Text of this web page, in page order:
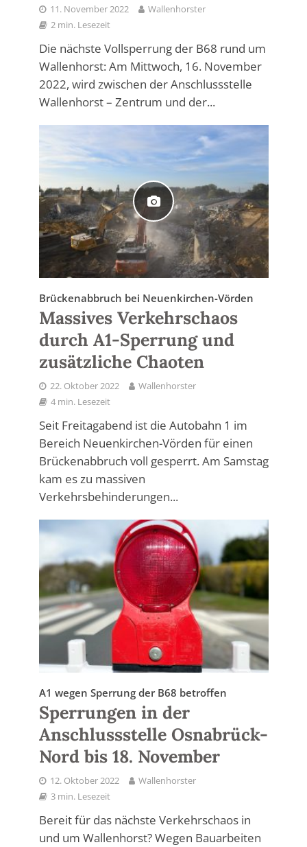
11. November 2022
Wallenhorster
2 min. Lesezeit
Die nächste Vollsperrung der B68 rund um
Wallenhorst: Am Mittwoch, 16. November
2022, wird zwischen der Anschlussstelle
Wallenhorst – Zentrum und der...
Brückenabbruch bei Neuenkirchen-Vörden
Massives Verkehrschaos
durch A1-Sperrung und
zusätzliche Chaoten
22. Oktober 2022
Wallenhorster
4 min. Lesezeit
Seit Freitagabend ist die Autobahn 1 im
Bereich Neuenkirchen-Vörden für einen
Brückenabbruch voll gesperrt. Am Samstag
kam es zu massiven
Verkehrsbehinderungen...
A1 wegen Sperrung der B68 betroffen
Sperrungen in der
Anschlussstelle Osnabrück-
Nord bis 18. November
12. Oktober 2022
Wallenhorster
3 min. Lesezeit
Bereit für das nächste Verkehrschaos in
und um Wallenhorst? Wegen Bauarbeiten